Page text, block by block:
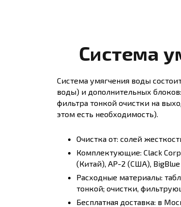
Система
Система умягчения воды
воды) и дополнительных
фильтра тонкой очистки на
этом есть необходимость).
Очистка от: солей
Комплектующие: Clack
(Китай), AP-2 (США),
Расходные материалы:
тонкой; очистки,
Бесплатная доставка: в